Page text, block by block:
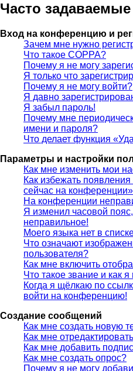
Часто
Вход на конференцию и
Зачем мне нужно
Что такое COPPA?
Почему я не могу
Я только что
Почему я не могу войти?
Я давно
Я забыл пароль!
Почему мне
имени и пароля?
Что делает функция
Параметры и настройки
Как мне изменить мои
Как избежать
сейчас на
На конференции
Я изменил часовой
неправильное!
Моего языка нет в
Что означают
пользователя?
Как мне включить
Что такое звание и как
Когда я щёлкаю по
войти на конференцию!
Создание сообщений
Как мне создать новую
Как мне
Как мне добавить
Как мне создать опрос?
Почему я не могу